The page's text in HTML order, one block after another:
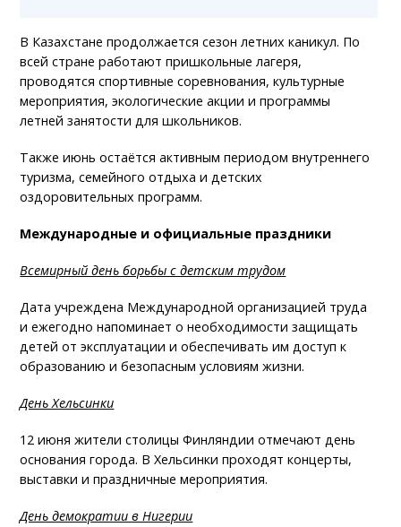
В Казахстане продолжается сезон летних каникул. По
всей стране работают пришкольные лагеря,
проводятся спортивные соревнования, культурные
мероприятия, экологические акции и программы
летней занятости для школьников.
Также июнь остаётся активным периодом внутреннего
туризма, семейного отдыха и детских
оздоровительных программ.
Международные и официальные праздники
Всемирный день борьбы с детским трудом
Дата учреждена Международной организацией труда
и ежегодно напоминает о необходимости защищать
детей от эксплуатации и обеспечивать им доступ к
образованию и безопасным условиям жизни.
День Хельсинки
12 июня жители столицы Финляндии отмечают день
основания города. В Хельсинки проходят концерты,
выставки и праздничные мероприятия.
День демократии в Нигерии